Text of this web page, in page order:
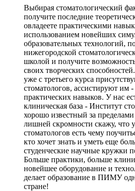
Выбирая стоматологический
получите последние
овладеете практическими
использованием новейших
образовательных технологий,
нижегородской
школой и получите
своих творческих
уже с третьего курса
стоматологов, ассистируют им
практических навыков. У нас
клиническая база - Институт
хорошо известный за пределами
лишней скромности скажу, что
стоматологов есть чему
кто хочет знать и уметь еще
студенческие научные кружки
Больше практики, больше
новейшее оборудование и
делает образование в ПИМУ
стране!